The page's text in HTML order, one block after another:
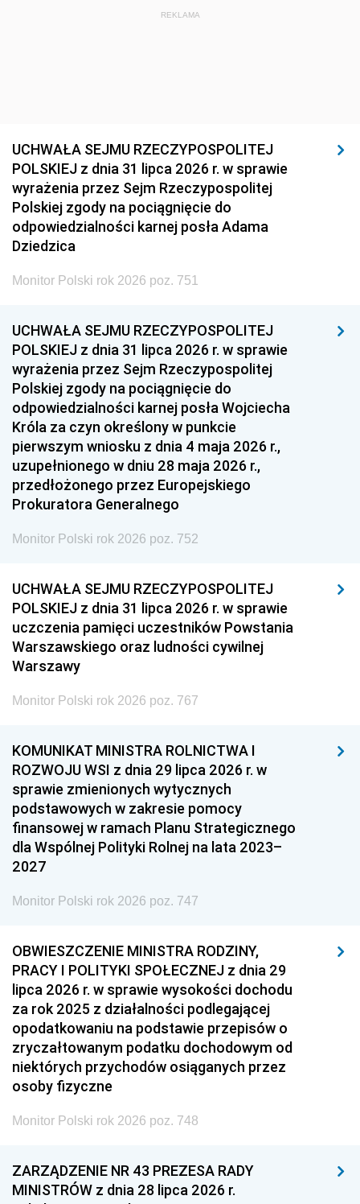
REKLAMA
UCHWAŁA SEJMU RZECZYPOSPOLITEJ
POLSKIEJ z dnia 31 lipca 2026 r. w sprawie
wyrażenia przez Sejm Rzeczypospolitej
Polskiej zgody na pociągnięcie do
odpowiedzialności karnej posła Adama
Dziedzica
Monitor Polski rok 2026 poz. 751
UCHWAŁA SEJMU RZECZYPOSPOLITEJ
POLSKIEJ z dnia 31 lipca 2026 r. w sprawie
wyrażenia przez Sejm Rzeczypospolitej
Polskiej zgody na pociągnięcie do
odpowiedzialności karnej posła Wojciecha
Króla za czyn określony w punkcie
pierwszym wniosku z dnia 4 maja 2026 r.,
uzupełnionego w dniu 28 maja 2026 r.,
przedłożonego przez Europejskiego
Prokuratora Generalnego
Monitor Polski rok 2026 poz. 752
UCHWAŁA SEJMU RZECZYPOSPOLITEJ
POLSKIEJ z dnia 31 lipca 2026 r. w sprawie
uczczenia pamięci uczestników Powstania
Warszawskiego oraz ludności cywilnej
Warszawy
Monitor Polski rok 2026 poz. 767
KOMUNIKAT MINISTRA ROLNICTWA I
ROZWOJU WSI z dnia 29 lipca 2026 r. w
sprawie zmienionych wytycznych
podstawowych w zakresie pomocy
finansowej w ramach Planu Strategicznego
dla Wspólnej Polityki Rolnej na lata 2023–
2027
Monitor Polski rok 2026 poz. 747
OBWIESZCZENIE MINISTRA RODZINY,
PRACY I POLITYKI SPOŁECZNEJ z dnia 29
lipca 2026 r. w sprawie wysokości dochodu
za rok 2025 z działalności podlegającej
opodatkowaniu na podstawie przepisów o
zryczałtowanym podatku dochodowym od
niektórych przychodów osiąganych przez
osoby fizyczne
Monitor Polski rok 2026 poz. 748
ZARZĄDZENIE NR 43 PREZESA RADY
MINISTRÓW z dnia 28 lipca 2026 r.